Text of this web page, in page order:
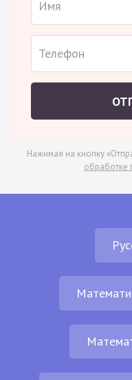
Нажимая на кнопку
обработке